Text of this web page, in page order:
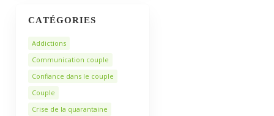
CATÉGORIES
Addictions
Communication couple
Confiance dans le couple
Couple
Crise de la quarantaine